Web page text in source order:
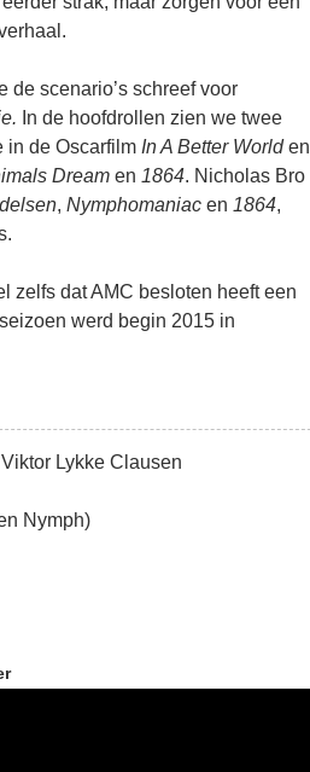
de scenario’s schreef voor
In de hoofdrollen zien we twee
in de Oscarfilm In A Better Worlden
Dream en 1864. Nicholas Bro
, Nymphomaniac en 1864,
zelfs dat AMC besloten heeft een
werd begin 2015 in
Lykke Clausen
Nymph)